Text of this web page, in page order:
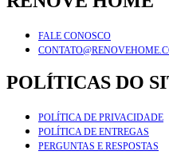
FALE CONOSCO
POLÍTICAS DO
POLÍTICA DE PRIVACIDADE
POLÍTICA DE ENTREGAS
PERGUNTAS E RESPOSTAS